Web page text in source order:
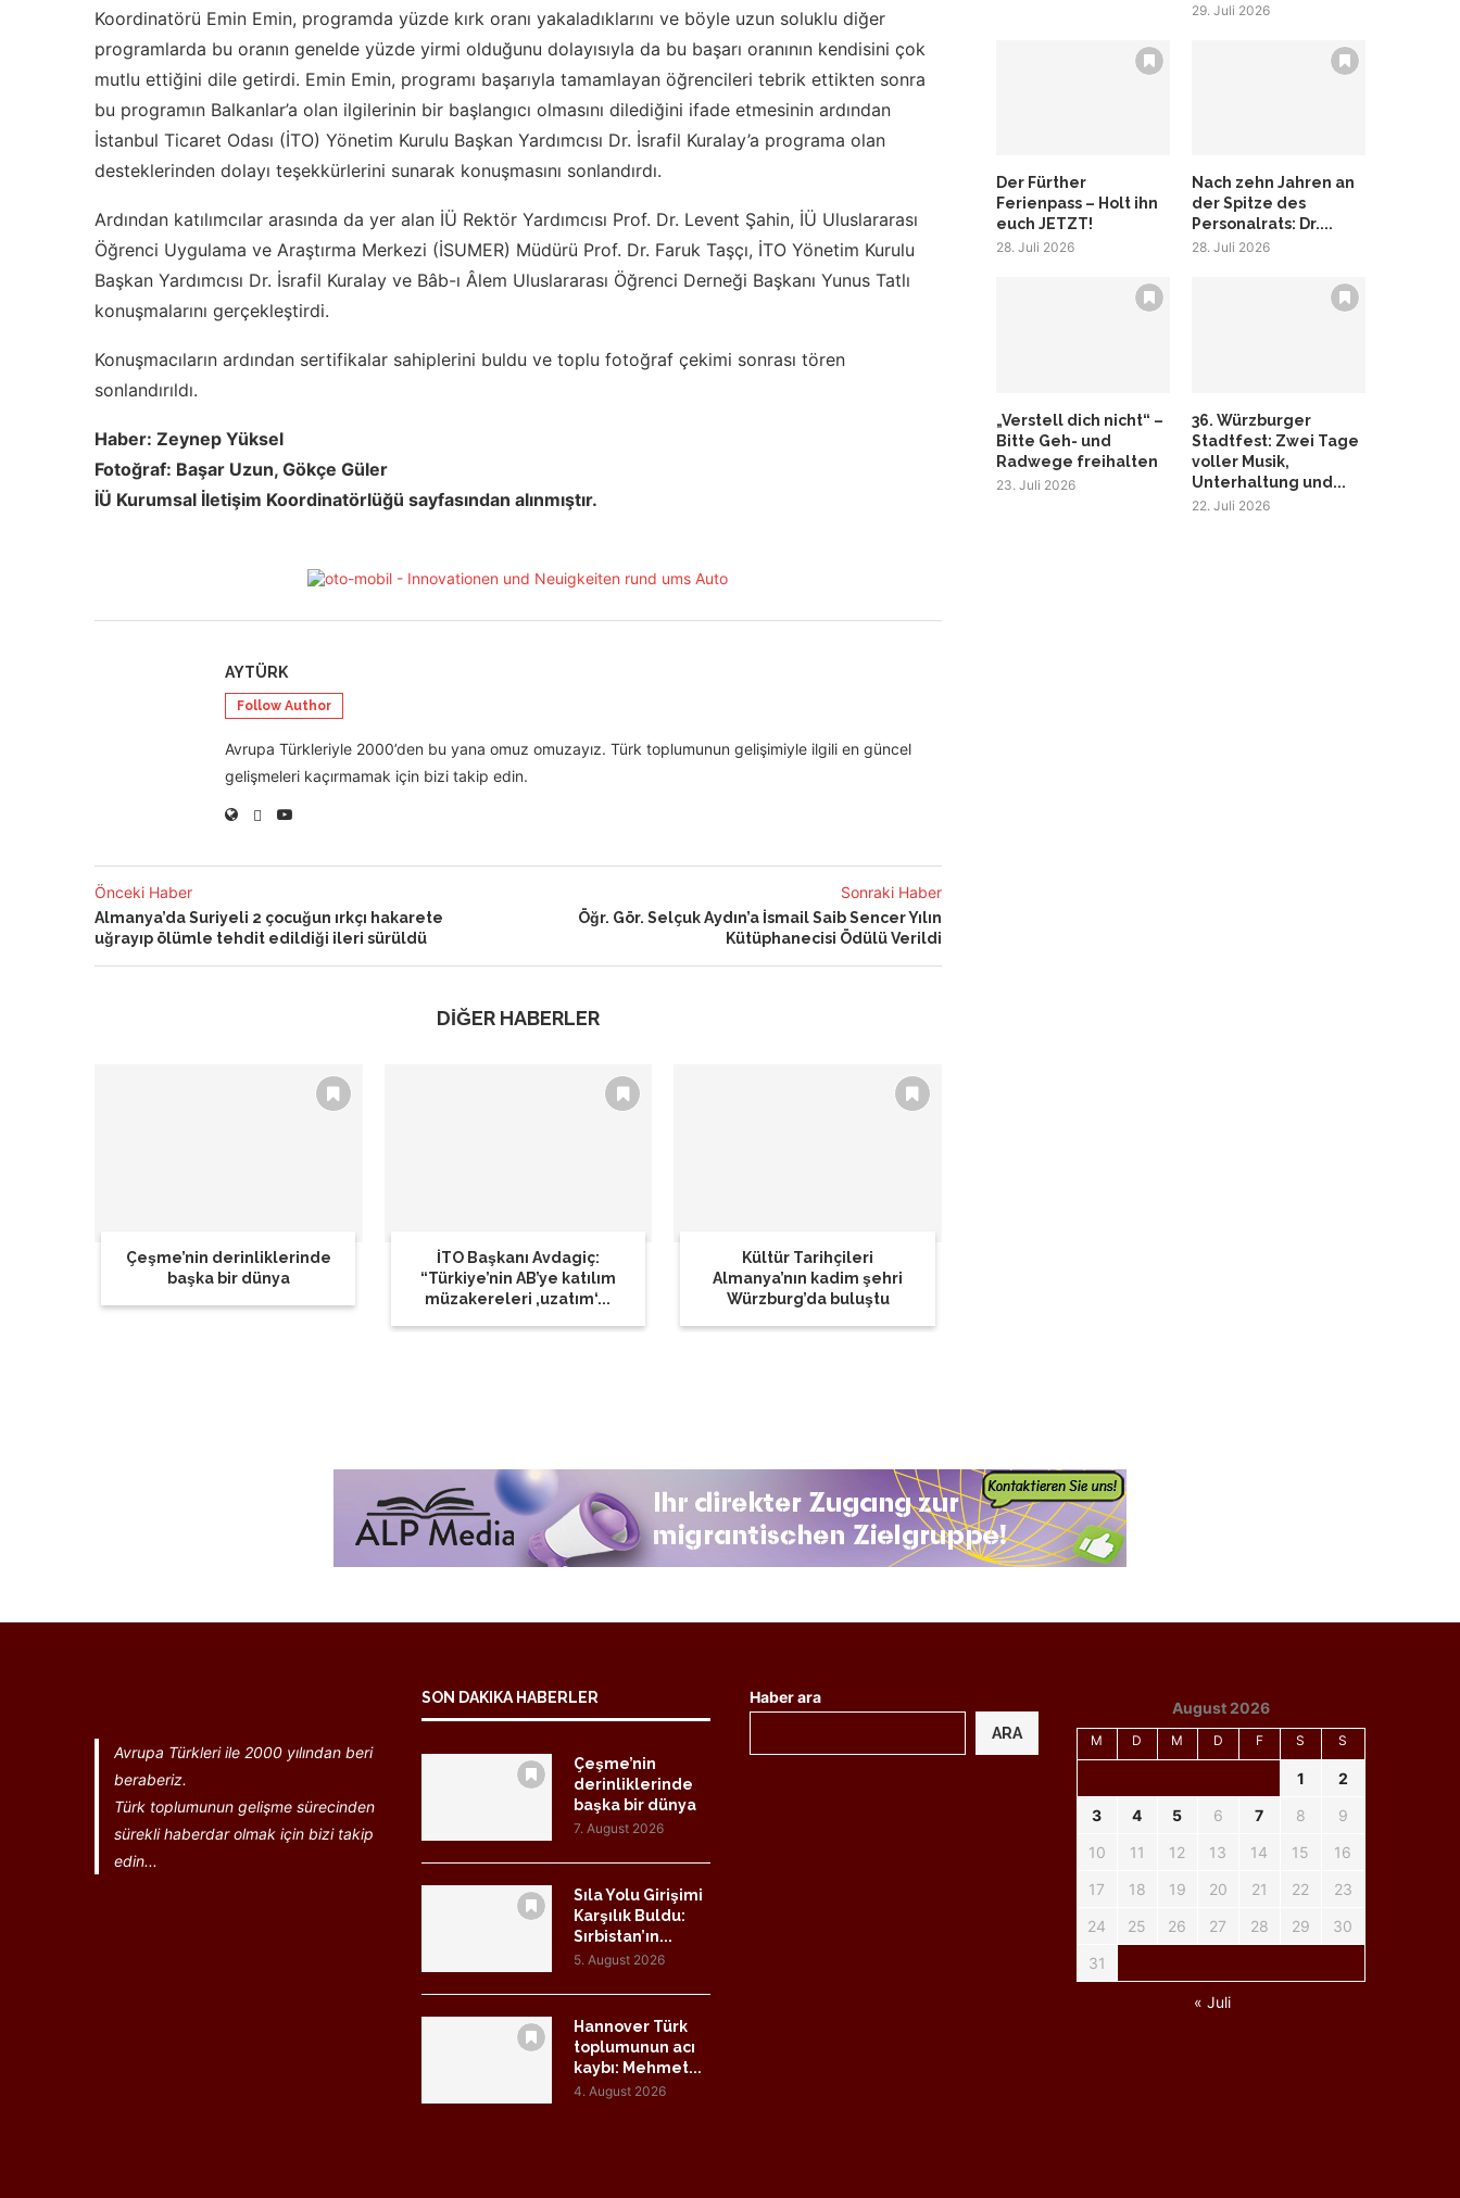
Koordinatörü Emin Emin, programda yüzde kırk oranı yakaladıklarını ve böyle uzun soluklu diğer
programlarda bu oranın genelde yüzde yirmi olduğunu dolayısıyla da bu başarı oranının kendisini çok
mutlu ettiğini dile getirdi. Emin Emin, programı başarıyla tamamlayan öğrencileri tebrik ettikten sonra
bu programın Balkanlar’a olan ilgilerinin bir başlangıcı olmasını dilediğini ifade etmesinin ardından
İstanbul Ticaret Odası (İTO) Yönetim Kurulu Başkan Yardımcısı Dr. İsrafil Kuralay’a programa olan
desteklerinden dolayı teşekkürlerini sunarak konuşmasını sonlandırdı.
Ardından katılımcılar arasında da yer alan İÜ Rektör Yardımcısı Prof. Dr. Levent Şahin, İÜ Uluslararası
Öğrenci Uygulama ve Araştırma Merkezi (İSUMER) Müdürü Prof. Dr. Faruk Taşçı, İTO Yönetim Kurulu
Başkan Yardımcısı Dr. İsrafil Kuralay ve Bâb-ı Âlem Uluslararası Öğrenci Derneği Başkanı Yunus Tatlı
konuşmalarını gerçekleştirdi.
Konuşmacıların ardından sertifikalar sahiplerini buldu ve toplu fotoğraf çekimi sonrası tören
sonlandırıldı.
Haber: Zeynep Yüksel
Fotoğraf: Başar Uzun, Gökçe Güler
İÜ Kurumsal İletişim Koordinatörlüğü sayfasından alınmıştır.
AYTÜRK
Follow Author
Avrupa Türkleriyle 2000’den bu yana omuz omuzayız. Türk toplumunun gelişimiyle ilgili en güncel
gelişmeleri kaçırmamak için bizi takip edin.
Önceki Haber
Almanya’da Suriyeli 2 çocuğun ırkçı hakarete
uğrayıp ölümle tehdit edildiği ileri sürüldü
Sonraki Haber
Öğr. Gör. Selçuk Aydın’a İsmail Saib Sencer Yılın
Kütüphanecisi Ödülü Verildi
DİĞER HABERLER
Çeşme’nin derinliklerinde
başka bir dünya
İTO Başkanı Avdagiç:
“Türkiye’nin AB’ye katılım
müzakereleri ‚uzatım‘...
Kültür Tarihçileri
Almanya’nın kadim şehri
Würzburg’da buluştu
29. Juli 2026
Der Fürther
Ferienpass – Holt ihn
euch JETZT!
28. Juli 2026
Nach zehn Jahren an
der Spitze des
Personalrats: Dr....
28. Juli 2026
„Verstell dich nicht“ –
Bitte Geh- und
Radwege freihalten
23. Juli 2026
36. Würzburger
Stadtfest: Zwei Tage
voller Musik,
Unterhaltung und...
22. Juli 2026
Avrupa Türkleri ile 2000 yılından beri
beraberiz.
Türk toplumunun gelişme sürecinden
sürekli haberdar olmak için bizi takip
edin...
SON DAKIKA HABERLER
Çeşme’nin
derinliklerinde
başka bir dünya
7. August 2026
Sıla Yolu Girişimi
Karşılık Buldu:
Sırbistan’ın...
5. August 2026
Hannover Türk
toplumunun acı
kaybı: Mehmet...
4. August 2026
Haber ara
ARA
August 2026
M D M D F S S
1
2
3
4 5 6 7 8
9
10
11 12 13 14 15
16
17
18 19 20 21 22
23
24
25 26 27 28 29
30
31
« Juli